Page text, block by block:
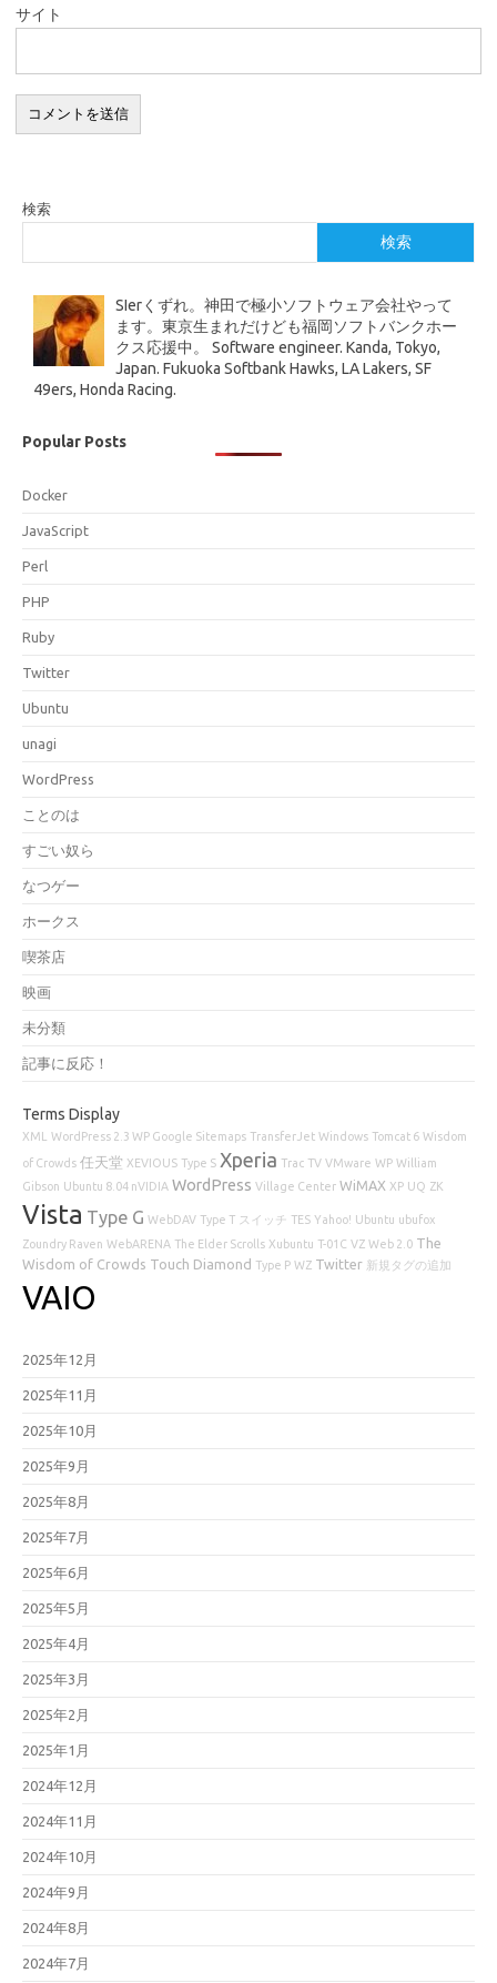
サイト
検索
検索
SIerくずれ。神田で極小ソフトウェア会社やって
ます。東京生まれだけども福岡ソフトバンクホー
クス応援中。 Software engineer. Kanda, Tokyo,
Japan. Fukuoka Softbank Hawks, LA Lakers, SF
49ers, Honda Racing.
Popular Posts
Docker
JavaScript
Perl
PHP
Ruby
Twitter
Ubuntu
unagi
WordPress
ことのは
すごい奴ら
なつゲー
ホークス
喫茶店
映画
未分類
記事に反応！
Terms Display
XML WordPress 2.3 WP Google Sitemaps TransferJet Windows Tomcat 6 Wisdom
of Crowds 任天堂 XEVIOUS Type S Xperia Trac TV VMware WP William
Gibson Ubuntu 8.04 nVIDIA WordPress Village Center WiMAX XP UQ ZK
Vista Type G WebDAV Type T スイッチ TES Yahoo! Ubuntu ubufox
Zoundry Raven WebARENA The Elder Scrolls Xubuntu T-01C VZ Web 2.0 The
Wisdom of Crowds Touch Diamond Type P WZ Twitter 新規タグの追加
VAIO
2025年12月
2025年11月
2025年10月
2025年9月
2025年8月
2025年7月
2025年6月
2025年5月
2025年4月
2025年3月
2025年2月
2025年1月
2024年12月
2024年11月
2024年10月
2024年9月
2024年8月
2024年7月